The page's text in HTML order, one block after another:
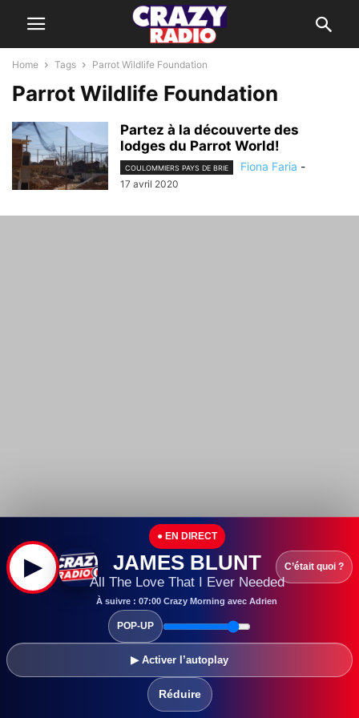
Home Tags Parrot Wildlife Foundation
Parrot Wildlife Foundation
Partez à la découverte des
lodges du Parrot World!
COULOMMIERS PAYS DE BRIE Fiona Faria -
17 avril 2020
▶
● EN DIRECT
JAMES BLUNT
All The Love That I Ever Needed
À suivre : 07:00 Crazy Morning avec Adrien
▶ Activer l’autoplay
Réduire
C’était quoi ?
POP-UP